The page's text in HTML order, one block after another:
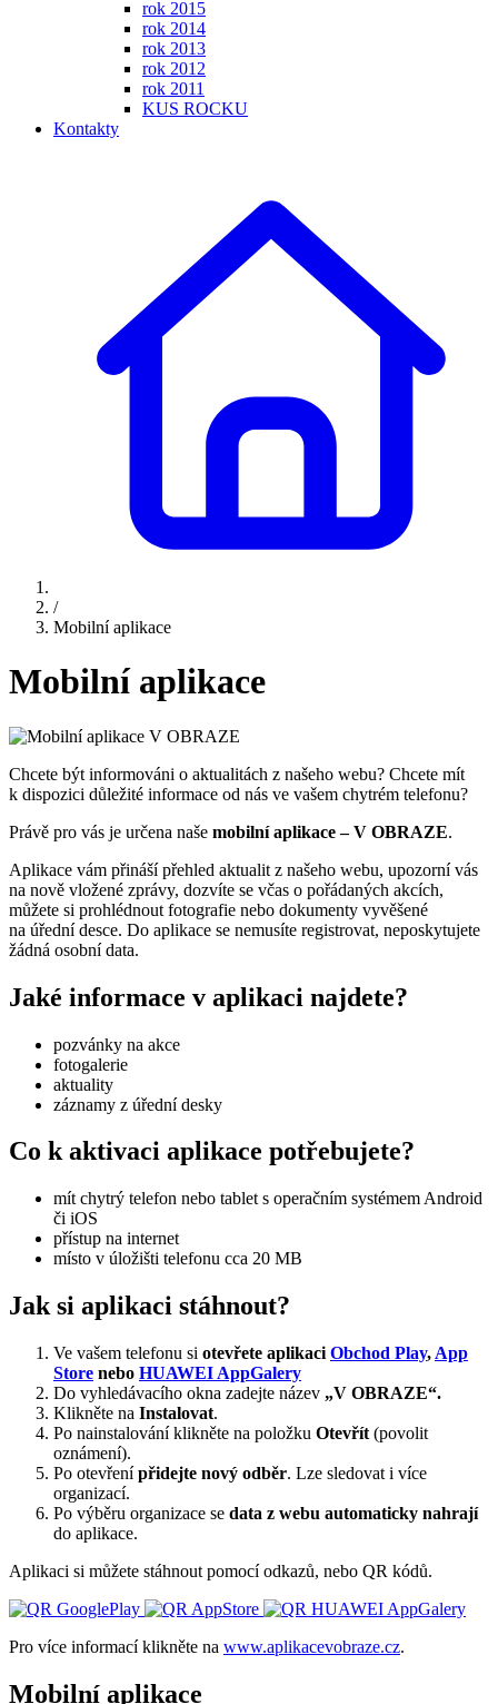
rok 2015
rok 2014
rok 2013
rok 2012
rok 2011
KUS ROCKU
Kontakty
/
Mobilní aplikace
Mobilní aplikace
Chcete být informováni o aktualitách z našeho webu? Chcete mít
k dispozici důležité informace od nás ve vašem chytrém telefonu?
Právě pro vás je určena naše mobilní aplikace – V OBRAZE.
Aplikace vám přináší přehled aktualit z našeho webu, upozorní vás
na nově vložené zprávy, dozvíte se včas o pořádaných akcích,
můžete si prohlédnout fotografie nebo dokumenty vyvěšené
na úřední desce. Do aplikace se nemusíte registrovat, neposkytujete
žádná osobní data.
Jaké informace v aplikaci najdete?
pozvánky na akce
fotogalerie
aktuality
záznamy z úřední desky
Co k aktivaci aplikace potřebujete?
mít chytrý telefon nebo tablet s operačním systémem Android
či iOS
přístup na internet
místo v úložišti telefonu cca 20 MB
Jak si aplikaci stáhnout?
Ve vašem telefonu si otevřete aplikaci Obchod Play, App
Store nebo HUAWEI AppGalery
Do vyhledávacího okna zadejte název „V OBRAZE“.
Klikněte na Instalovat.
Po nainstalování klikněte na položku Otevřít (povolit
oznámení).
Po otevřenípřidejte nový odběr. Lze sledovat i více
organizací.
Po výběru organizace se data z webu automaticky nahrají
do aplikace.
Aplikaci si můžete stáhnout pomocí odkazů, nebo QR kódů.
Pro více informací klikněte na www.aplikacevobraze.cz.
Mobilní aplikace